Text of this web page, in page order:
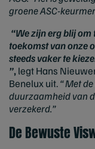
groene ASC-
“We zijn erg blij om
toekomst van onze
steeds vaker te
”,legt Hans
Benelux uit.“ Met
duurzaamheid van
verzekerd.”
De Bewuste